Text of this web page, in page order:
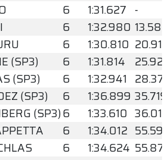
6 1:31.627 -
6 1:32.980
6 1:30.810
(SP3) 6 1:31.814
(SP3) 6 1:32.941
(SP3) 6 1:36.899
(SP3)6 1:33.610
6 1:34.012
6 1:34.624